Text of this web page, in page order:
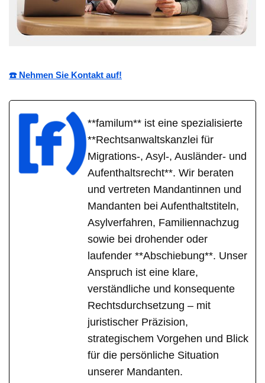
☎️ Nehmen Sie Kontakt auf!
**familum** ist eine spezialisierte
**Rechtsanwaltskanzlei für
Migrations-, Asyl-, Ausländer- und
Aufenthaltsrecht**. Wir beraten
und vertreten Mandantinnen und
Mandanten bei Aufenthaltstiteln,
Asylverfahren, Familiennachzug
sowie bei drohender oder
laufender **Abschiebung**. Unser
Anspruch ist eine klare,
verständliche und konsequente
Rechtsdurchsetzung – mit
juristischer Präzision,
strategischem Vorgehen und Blick
für die persönliche Situation
unserer Mandanten.